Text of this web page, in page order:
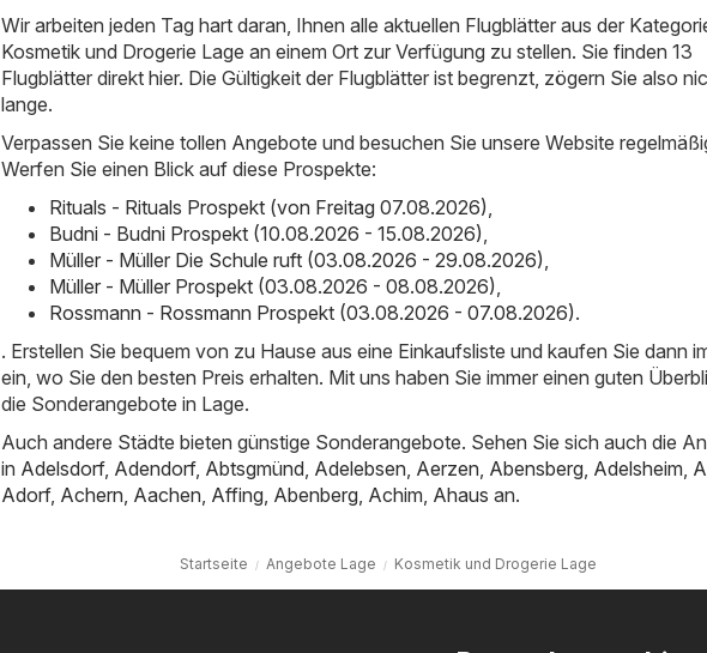
Wir arbeiten jeden Tag hart daran, Ihnen alle aktuellen Flugblätter aus der
Kosmetik und Drogerie Lage an einem Ort zur Verfügung zu stellen. Sie finden 13
Flugblätter direkt hier. Die Gültigkeit der Flugblätter ist begrenzt, zögern Sie also
lange.
Verpassen Sie keine tollen Angebote und besuchen Sie unsere Website
Werfen Sie einen Blick auf diese Prospekte:
Rituals - Rituals Prospekt (von Freitag 07.08.2026)
Budni - Budni Prospekt (10.08.2026 - 15.08.2026)
Müller - Müller Die Schule ruft (03.08.2026 - 29.08.2026)
Müller - Müller Prospekt (03.08.2026 - 08.08.2026)
Rossmann - Rossmann Prospekt (03.08.2026 - 07.08.2026).
. Erstellen Sie bequem von zu Hause aus eine Einkaufsliste und kaufen Sie dann
ein, wo Sie den besten Preis erhalten. Mit uns haben Sie immer einen guten
die Sonderangebote in Lage.
Auch andere Städte bieten günstige Sonderangebote. Sehen Sie sich auch die
in Adelsdorf, Adendorf, Abtsgmünd Adelebsen Aerzen Abensberg Adelsheim
Adorf, Achern Aachen Affing Abenberg Achim Ahaus an.
Startseite Angebote Lage Kosmetik und Drogerie Lage